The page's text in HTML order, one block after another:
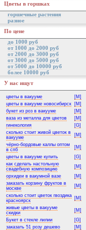
Цветы в горшках
горшечные растения
разное
По цене
до 1000 руб
от 1000 до 2000 руб
от 2000 до 3000 руб
от 3000 до 5000 руб
от 5000 до 10000 руб
более 10000 руб
У нас ищут
цветы в вакууме
[M]
цветы в вакууме новосибирск
[M]
букет из роз в вакууме
[M]
ваза из металла для цветов
[M]
гинекология
[G]
сколько стоит живой цветок в
вакууме
[M]
чёрно-бордовые каллы оптом
в спб
[M]
цветы в вакууме купить
[G]
как сделать настольную
свадебную композицию
[M]
орхидеи в вакумной вазе
[M]
заказать корзину фруктов в
москве
[M]
сколько стоит цветок гвоздика
красноярск
[M]
живые цветы в вакууме
скидки
[M]
Букет в стекле лилии
[G]
заказать 51 розу дешево
[M]